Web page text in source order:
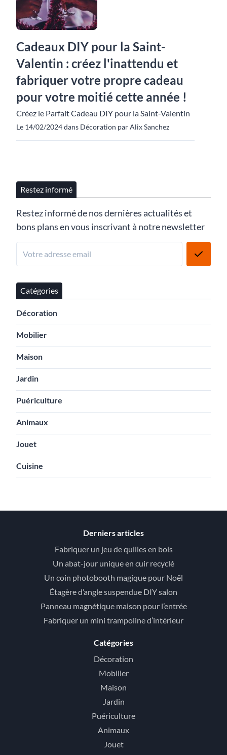
Cadeaux DIY pour la Saint-
Valentin : créez l'inattendu et
fabriquer votre propre cadeau
pour votre moitié cette année !
Créez le Parfait Cadeau DIY pour la Saint-Valentin
Le 14/02/2024 dans Décoration par Alix Sanchez
Restez informé
Restez informé de nos dernières actualités et
bons plans en vous inscrivant à notre newsletter
Catégories
Décoration
Mobilier
Maison
Jardin
Puériculture
Animaux
Jouet
Cuisine
Derniers articles
Fabriquer un jeu de quilles en bois
Un abat-jour unique en cuir recyclé
Un coin photobooth magique pour Noël
Étagère d’angle suspendue DIY salon
Panneau magnétique maison pour l’entrée
Fabriquer un mini trampoline d’intérieur
Catégories
Décoration
Mobilier
Maison
Jardin
Puériculture
Animaux
Jouet